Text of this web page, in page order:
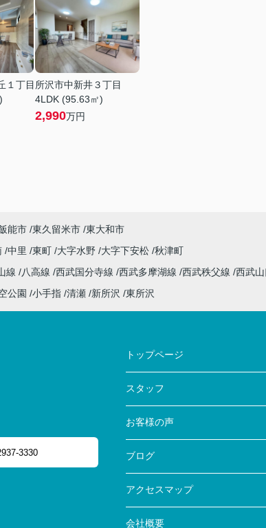
１丁目 所沢市中新井３丁目
4LDK (95.63㎡)
2,990万円
能市 東久留米市 東大和市
中里 東町 大字水野 大字下安松 秋津町
線 八高線 西武国分寺線 西武多摩湖線 西武秩父線 西武
公園 小手指 清瀬 新所沢 東所沢
3330
トップページ
スタッフ
お客様の声
ブログ
アクセスマップ
会社概要